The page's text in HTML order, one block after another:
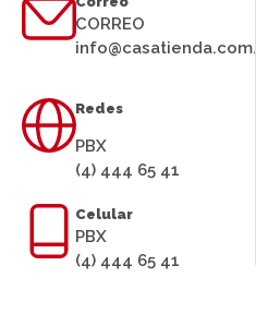
CORREO
Redes
PBX
(4) 444 65 41
Celular
PBX
(4) 444 65 41